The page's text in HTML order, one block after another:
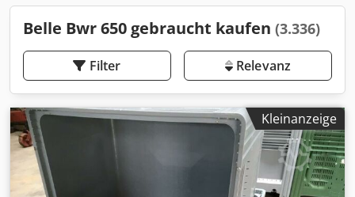
Belle Bwr 650 gebraucht kaufen (3.336)
Filter Relevanz
Kleinanzeige